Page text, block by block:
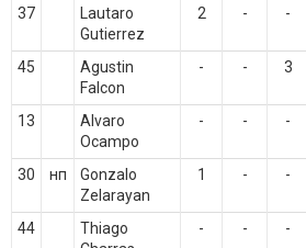
37
Lautaro
Gutierrez
2 - -
45
Agustin
Falcon
- - 3
13
Alvaro
Ocampo
- - -
30 нп
Gonzalo
Zelarayan
1 - -
44
Thiago
- - -